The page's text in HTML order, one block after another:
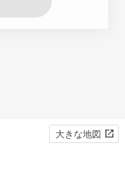
大きな地図